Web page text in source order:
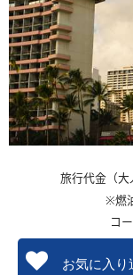
旅行代金（大
※燃
コ
お気に入